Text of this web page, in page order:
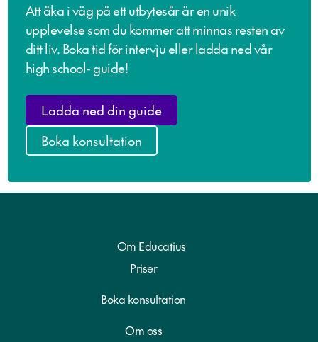
Att åka i väg på ett utbytesår är en unik
upplevelse som du kommer att minnas resten av
ditt liv. Boka tid för intervju eller ladda ned vår
high school- guide!
Ladda ned din guide
Boka konsultation
Om Educatius
Priser
Boka konsultation
Om oss